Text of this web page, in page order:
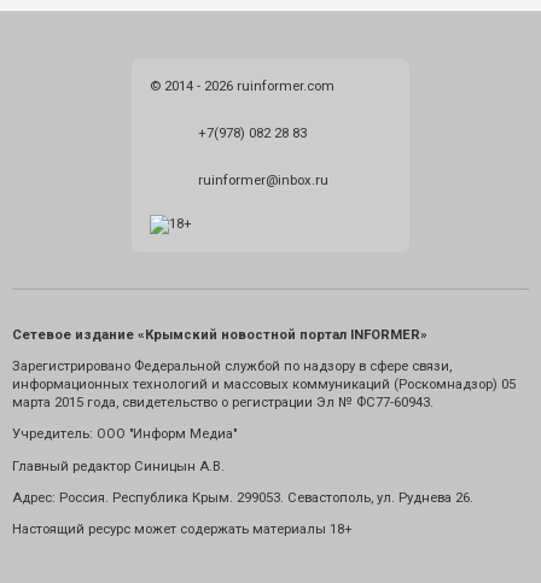
© 2014 - 2026 ruinformer.com
+7(978) 082 28 83
ruinformer@inbox.ru
Сетевое издание «Крымский новостной портал INFORMER»
Зарегистрировано Федеральной службой по надзору в сфере связи,
информационных технологий и массовых коммуникаций (Роскомнадзор) 05
марта 2015 года, свидетельство о регистрации Эл № ФС77-60943.
Учредитель: ООО "Информ Медиа"
Главный редактор Синицын А.В.
Адрес: Россия. Республика Крым. 299053. Севастополь, ул. Руднева 26.
Настоящий ресурс может содержать материалы 18+